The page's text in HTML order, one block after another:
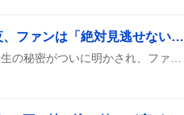
「ヤン転第9話」転生の秘密が明かされる夜、ファンは「絶対見逃せない！」と熱狂